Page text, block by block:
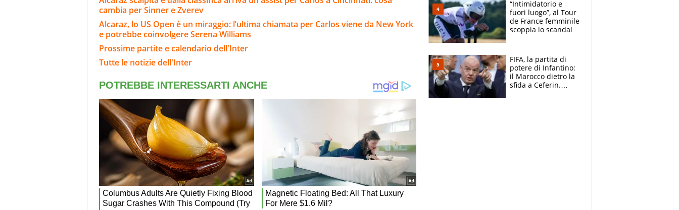
cambia per Sinner e Zverev
Alcaraz, lo US Open è un miraggio: l’ultima chiamata per Carlos viene da New York
e potrebbe coinvolgere Serena Williams
Prossime partite e calendario dell'Inter
Tutte le notizie dell'Inter
“Intimidatorio e
fuori luogo”, al Tour
de France femminile
scoppia lo scandalo:
atlete
FIFA, la partita di
potere di Infantino:
il Marocco dietro la
sfida a Ceferin.